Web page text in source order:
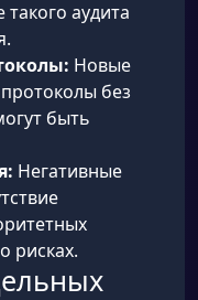
такого аудита
Новые
без
быть
Негативные
рисках.